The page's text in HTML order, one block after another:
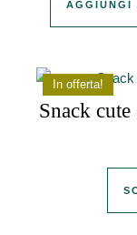
AGGIUNGI
In offerta!
Snack